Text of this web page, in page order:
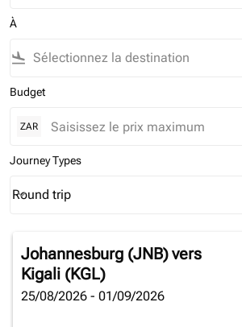
À
flight_land
Budget
ZAR
Journey Types
Journey Types option Round trip Selected
Round trip
keyboard_arrow_down
Johannesburg (JNB)vers
Kigali (KGL)
25/08/2026 - 01/09/2026